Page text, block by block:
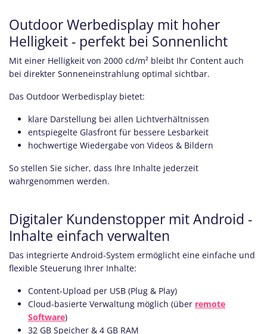
Outdoor Werbedisplay mit hoher
Helligkeit - perfekt bei Sonnenlicht
Mit einer Helligkeit von 2000 cd/m² bleibt Ihr Content auch
bei direkter Sonneneinstrahlung optimal sichtbar.
Das Outdoor Werbedisplay bietet:
klare Darstellung bei allen Lichtverhältnissen
entspiegelte Glasfront für bessere Lesbarkeit
hochwertige Wiedergabe von Videos & Bildern
So stellen Sie sicher, dass Ihre Inhalte jederzeit
wahrgenommen werden.
Digitaler Kundenstopper mit Android -
Inhalte einfach verwalten
Das integrierte Android-System ermöglicht eine einfache und
flexible Steuerung Ihrer Inhalte:
Content-Upload per USB (Plug & Play)
Cloud-basierte Verwaltung möglich (über remote
Software)
32 GB Speicher & 4 GB RAM